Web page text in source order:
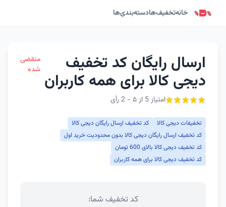
خانهتخفیف‌هادسته‌بندی‌ها
ارسال رایگان کد تخفیف
دیجی کالا برای همه کاربران
امتیاز 5 از ۵ - 2 رأی
منقضی
شده
تخفیفات دیجی کالا
کد تخفیف ارسال رایگان دیجی کالا
کد تخفیف ارسال رایگان دیجی کالا بدون محدودیت خرید اول
کد تخفیف دیجی کالا بالای 600 تومان
کد تخفیف دیجی کالا برای همه کاربران
کد تخفیف شما: